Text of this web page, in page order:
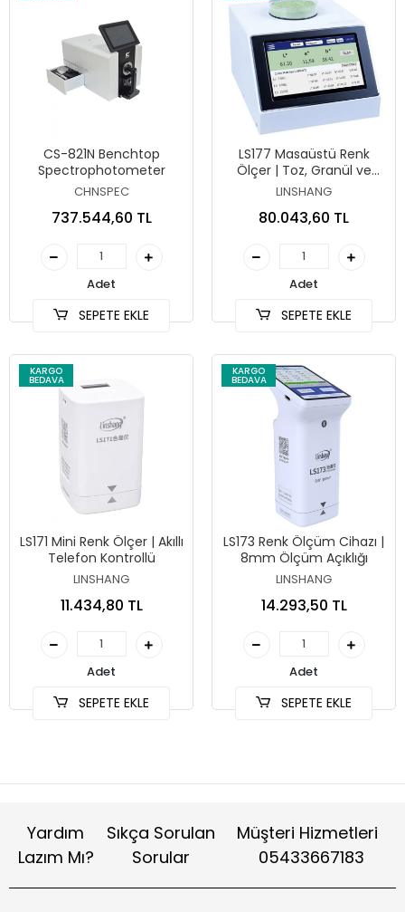
CS-821N Benchtop
Spectrophotometer
CHNSPEC
737.544,60 TL
Adet
SEPETE EKLE
LS177 Masaüstü Renk
Ölçer | Toz, Granül ve
Opak Sıvılar İçin
LINSHANG
80.043,60 TL
Adet
SEPETE EKLE
KARGO
BEDAVA
LS171 Mini Renk Ölçer | Akıllı
Telefon Kontrollü
LINSHANG
11.434,80 TL
Adet
SEPETE EKLE
KARGO
BEDAVA
LS173 Renk Ölçüm Cihazı |
8mm Ölçüm Açıklığı
LINSHANG
14.293,50 TL
Adet
SEPETE EKLE
Yardım
Lazım Mı?
Sıkça Sorulan
Sorular
Müşteri Hizmetleri
05433667183